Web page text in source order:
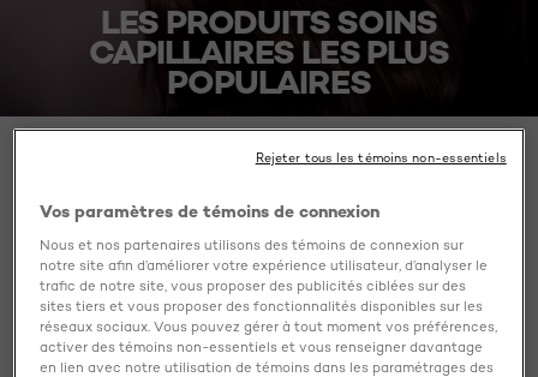
LES PRODUITS SOINS
CAPILLAIRES LES PLUS
POPULAIRES
Découvrez les soins capillaires les plus populaires de
traitements pour les cheveux colorés, abimés, …
7 result(s)
SPECIFY MY NEEDS (1)
Vos paramètres de témoins de connexion
Nous et nos partenaires utilisons des témoins de connexion sur
notre site afin d’améliorer votre expérience utilisateur, d’analyser le
trafic de notre site, vous proposer des publicités ciblées sur des
sites tiers et vous proposer des fonctionnalités disponibles sur les
réseaux sociaux. Vous pouvez gérer à tout moment vos préférences,
activer des témoins non-essentiels et vous renseigner davantage
en lien avec notre utilisation de témoins dans les paramétrages des
Rejeter tous les témoins non-essentiels